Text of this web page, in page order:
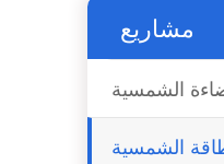
مشاريع
الشمسية
الشمسية